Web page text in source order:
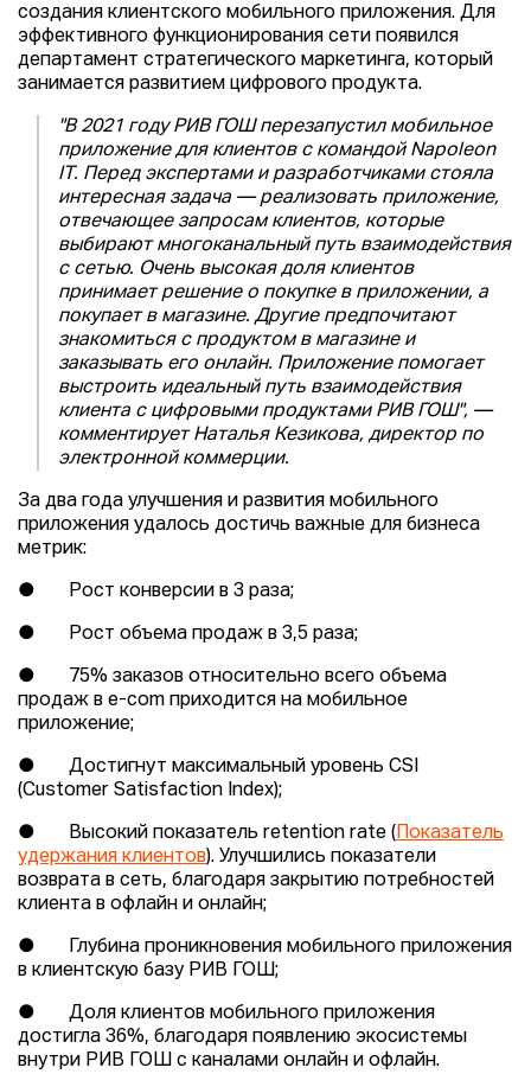
создания клиентского мобильного приложения. Для
эффективного функционирования сети появился
департамент стратегического маркетинга, который
занимается развитием цифрового продукта.
"В 2021 году РИВ ГОШ перезапустил мобильное
приложение для клиентов с командой Napoleon
IT. Перед экспертами и разработчиками стояла
интересная задача — реализовать приложение,
отвечающее запросам клиентов, которые
выбирают многоканальный путь взаимодействия
с сетью. Очень высокая доля клиентов
принимает решение о покупке в приложении, а
покупает в магазине. Другие предпочитают
знакомиться с продуктом в магазине и
заказывать его онлайн. Приложение помогает
выстроить идеальный путь взаимодействия
клиента с цифровыми продуктами РИВ ГОШ", —
комментирует Наталья Кезикова, директор по
электронной коммерции.
За два года улучшения и развития мобильного
приложения удалось достичь важные для бизнеса
метрик:
● Рост конверсии в 3 раза;
● Рост объема продаж в 3,5 раза;
● 75% заказов относительно всего объема
продаж в e-com приходится на мобильное
приложение;
● Достигнут максимальный уровень CSI
(Customer Satisfaction Index);
● Высокий показатель retention rate ( Показатель
удержания клиентов). Улучшились показатели
возврата в сеть, благодаря закрытию потребностей
клиента в офлайн и онлайн;
● Глубина проникновения мобильного приложения
в клиентскую базу РИВ ГОШ;
● Доля клиентов мобильного приложения
достигла 36%, благодаря появлению экосистемы
внутри РИВ ГОШ с каналами онлайн и офлайн.